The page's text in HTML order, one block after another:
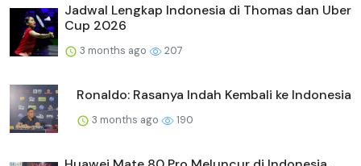
Jadwal Lengkap Indonesia di Thomas dan Uber
Cup 2026
3 months ago 207
Ronaldo: Rasanya Indah Kembali ke Indonesia
3 months ago 190